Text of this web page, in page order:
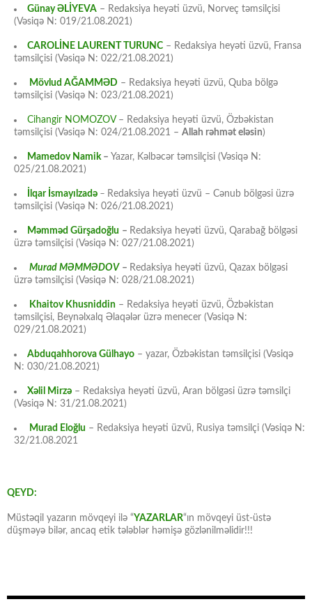
Günay ƏLİYEVA – Redaksiya heyəti üzvü, Norveç təmsilçisi
(Vəsiqə N: 019/21.08.2021)
CAROLİNE LAURENT TURUNC – Redaksiya heyəti üzvü, Fransa
təmsilçisi (Vəsiqə N: 022/21.08.2021)
Mövlud AĞAMMƏD – Redaksiya heyəti üzvü, Quba bölgə
təmsilçisi (Vəsiqə N: 023/21.08.2021)
Cihangir NOMOZOV– Redaksiya heyəti üzvü, Özbəkistan
təmsilçisi (Vəsiqə N: 024/21.08.2021 – Allah rəhmət eləsin)
Mamedov Namik– Yazar, Kəlbəcər təmsilçisi (Vəsiqə N:
025/21.08.2021)
İlqar İsmayılzadə – Redaksiya heyəti üzvü – Cənub bölgəsi üzrə
təmsilçisi (Vəsiqə N: 026/21.08.2021)
Məmməd Gürşadoğlu – Redaksiya heyəti üzvü, Qarabağ bölgəsi
üzrə təmsilçisi (Vəsiqə N: 027/21.08.2021)
Murad MƏMMƏDOV – Redaksiya heyəti üzvü, Qazax bölgəsi
üzrə təmsilçisi (Vəsiqə N: 028/21.08.2021)
Khaitov Khusniddin – Redaksiya heyəti üzvü, Özbəkistan
təmsilçisi, Beynəlxalq Əlaqələr üzrə menecer (Vəsiqə N:
029/21.08.2021)
Abduqahhorova Gülhayo – yazar, Özbəkistan təmsilçisi (Vəsiqə
N: 030/21.08.2021)
Xəlil Mirzə – Redaksiya heyəti üzvü, Aran bölgəsi üzrə təmsilçi
(Vəsiqə N: 31/21.08.2021)
Murad Eloğlu – Redaksiya heyəti üzvü, Rusiya təmsilçi (Vəsiqə N:
32/21.08.2021
QEYD:
Müstəqil yazarın mövqeyi ilə “YAZARLAR“ın mövqeyi üst-üstə
düşməyə bilər, ancaq etik tələblər həmişə gözlənilməlidir!!!